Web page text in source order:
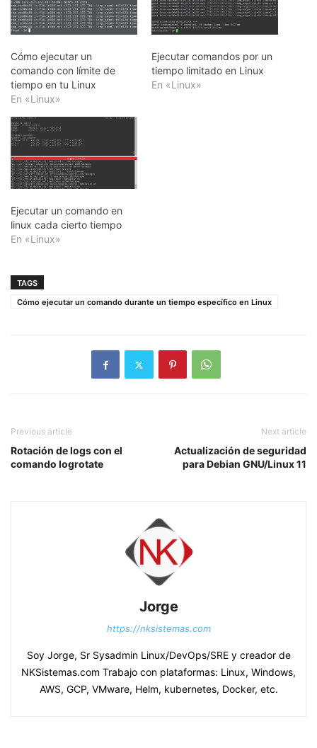
Cómo ejecutar un
comando con límite de
tiempo en tu Linux
En «Linux»
Ejecutar comandos por un
tiempo limitado en Linux
En «Linux»
Ejecutar un comando en
linux cada cierto tiempo
En «Linux»
TAGS
Cómo ejecutar un comando durante un tiempo específico en Linux
Previous article
Rotación de logs con el
comando logrotate
Next article
Actualización de seguridad
para Debian GNU/Linux 11
Jorge
https://nksistemas.com
Soy Jorge, Sr Sysadmin Linux/DevOps/SRE y creador de
NKSistemas.com Trabajo con plataformas: Linux, Windows,
AWS, GCP, VMware, Helm, kubernetes, Docker, etc.